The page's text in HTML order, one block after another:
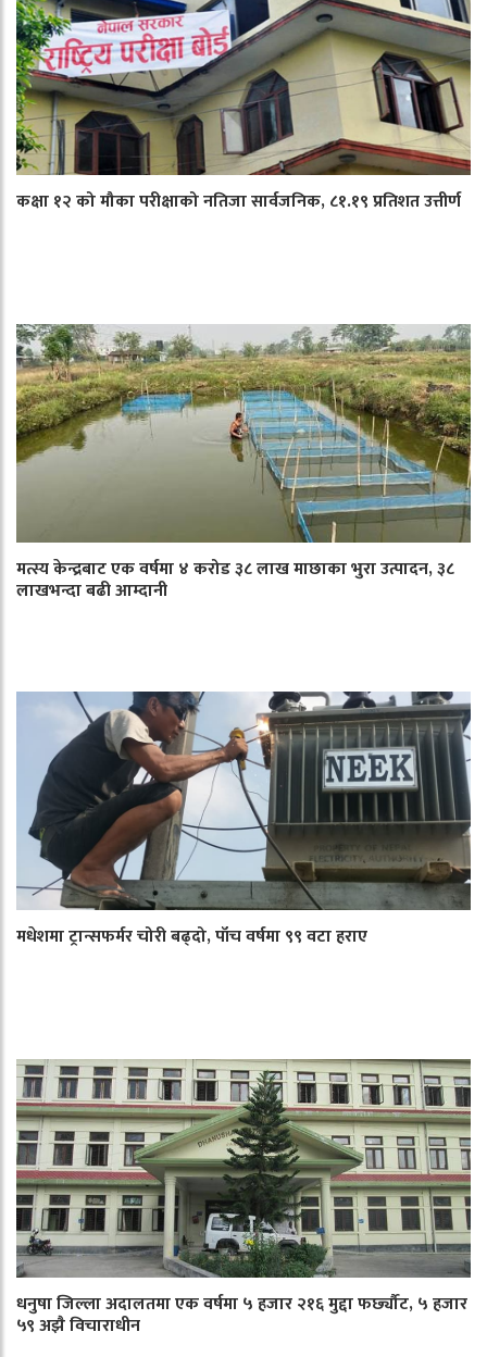
कक्षा १२ को मौका परीक्षाको नतिजा सार्वजनिक, ८१.१९ प्रतिशत उत्तीर्ण
मत्स्य केन्द्रबाट एक वर्षमा ४ करोड ३८ लाख माछाका भुरा उत्पादन, ३८
लाखभन्दा बढी आम्दानी
मधेशमा ट्रान्सफर्मर चोरी बढ्दो, पाँच वर्षमा ९९ वटा हराए
धनुषा जिल्ला अदालतमा एक वर्षमा ५ हजार २१६ मुद्दा फर्छ्यौट, ५ हजार
५९ अझै विचाराधीन